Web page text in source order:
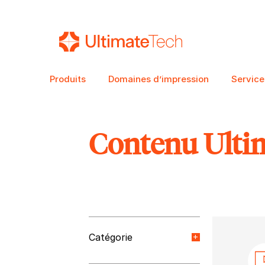
Produits Domaines d’impression
RECHERCHE
Contenu
Catégorie